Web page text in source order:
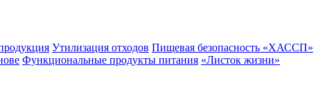
Утилизация отходов Пищевая безопасность «ХАССП»
Функциональные продукты питания «Листок жизни»